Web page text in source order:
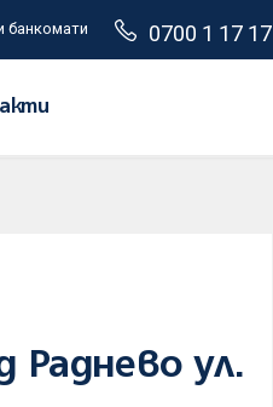
банкомати 0700 1 17 17
Раднево ул.